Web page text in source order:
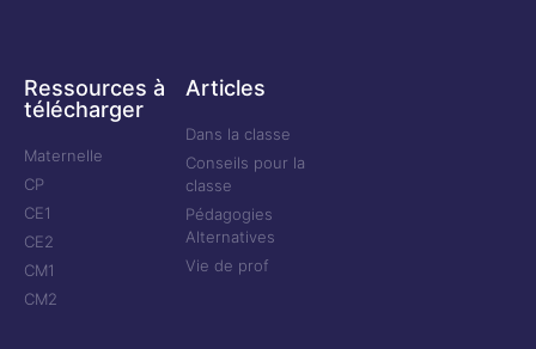
Ressources à
télécharger
Maternelle
CP
CE1
CE2
CM1
CM2
Articles
Dans la classe
Conseils pour la
classe
Pédagogies
Alternatives
Vie de prof